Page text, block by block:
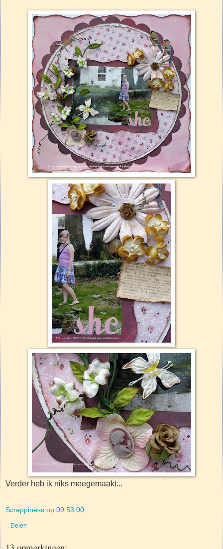
Verder heb ik niks meegemaakt...
Scrappiness op 09:53:00
Delen